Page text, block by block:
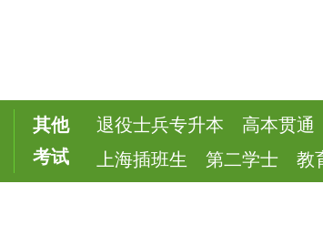
其他
考试
退役士兵专升本 高本贯通
上海插班生
第二学士 教